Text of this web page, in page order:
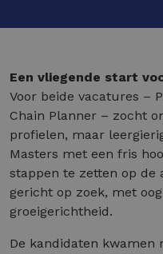
Een vliegende start
Voor beide vacatures –
Chain Planner – zocht
profielen, maar
Masters met een fris
stappen te zetten op de
gericht op zoek, met
groeigerichtheid.
De kandidaten kwamen